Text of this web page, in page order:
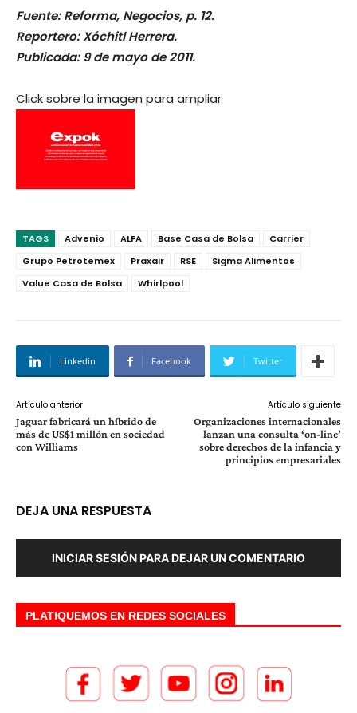
Fuente: Reforma, Negocios, p. 12.
Reportero: Xóchitl Herrera.
Publicada: 9 de mayo de 2011.
Click sobre la imagen para ampliar
TAGS Advenio ALFA Base Casa de Bolsa
Carrier
Grupo Petrotemex
Praxair RSE
Sigma Alimentos
Value Casa de Bolsa
Whirlpool
Linkedin Facebook Twitter
Artículo anterior
Jaguar fabricará un híbrido de
más de US$1 millón en sociedad
con Williams
Artículo siguiente
Organizaciones internacionales
lanzan una consulta ‘on-line’
sobre derechos de la infancia y
principios empresariales
DEJA UNA RESPUESTA
INICIAR SESIÓN PARA DEJAR UN COMENTARIO
PLATIQUEMOS EN REDES SOCIALES